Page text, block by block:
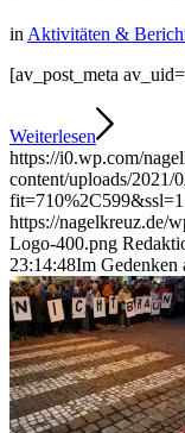
in Aktivitäten &
[av_post_meta
Weiterlesen
https://i0.wp.com/
content/uploads/2021/
fit=710%2C599&ssl=1
https://nagelkreuz.de/
Logo-400.png
23:14:48Im Gedenken